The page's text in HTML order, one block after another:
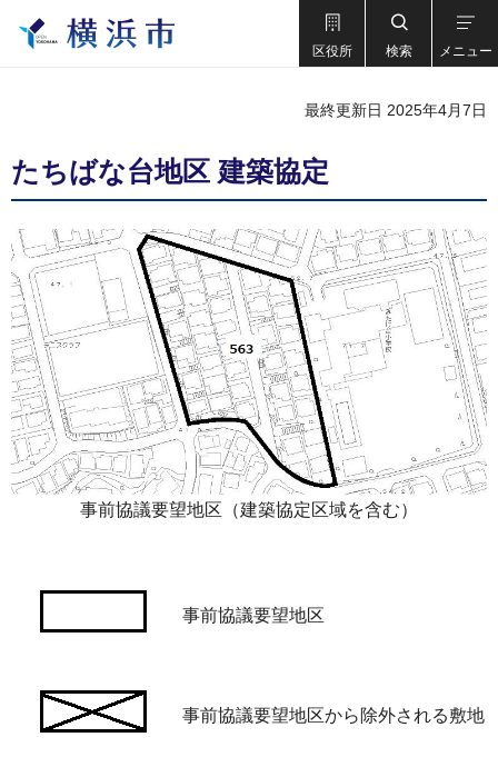
区役所 検索 メニュー
最終更新日 2025年4月7日
たちばな台地区 建築協定
事前協議要望地区（建築協定区域を含む）
事前協議要望地区
事前協議要望地区から除外される敷地